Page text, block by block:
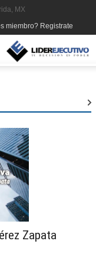
MX
miembro? Registrate
Zapata